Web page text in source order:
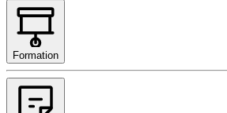
Formation